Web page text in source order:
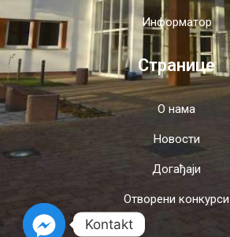
Информатор
Странице
О нама
Новости
Догађаји
Отворени конкурси
Kontakt